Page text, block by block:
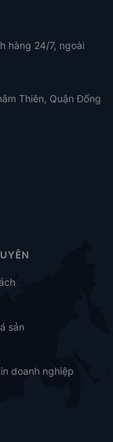
hàng 24/7, ngoài
Thiên, Quận Đống
sản
doanh nghiệp